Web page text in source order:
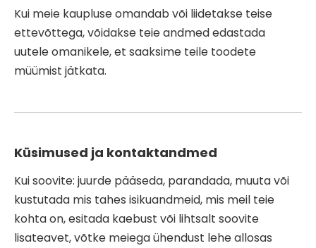
Kui meie kaupluse omandab või liidetakse teise
ettevõttega, võidakse teie andmed edastada
uutele omanikele, et saaksime teile toodete
müümist jätkata.
Küsimused ja kontaktandmed
Kui soovite: juurde pääseda, parandada, muuta või
kustutada mis tahes isikuandmeid, mis meil teie
kohta on, esitada kaebust või lihtsalt soovite
lisateavet, võtke meiega ühendust lehe allosas